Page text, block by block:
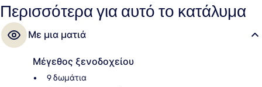
Περισσότερα για αυτό το κατάλυμα
Με μια ματιά
Μέγεθος ξενοδοχείου
9 δωμάτια